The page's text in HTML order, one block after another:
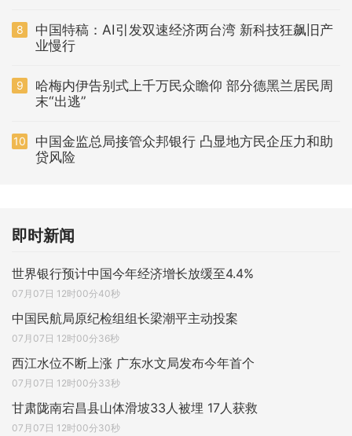
8
中国特稿：AI引发双速经济两台湾 新科技狂飙旧产
业慢行
9
哈梅内伊告别式上千万民众瞻仰 部分德黑兰居民周
末“出逃”
10
中国金监总局接管众邦银行 凸显地方民企压力和助
贷风险
即时新闻
世界银行预计中国今年经济增长放缓至4.4%
07月07日 12时00分40秒
中国民航局原纪检组组长梁潮平主动投案
07月07日 12时00分36秒
西江水位不断上涨 广东水文局发布今年首个
07月07日 12时00分33秒
甘肃陇南宕昌县山体滑坡33人被埋 17人获救
07月07日 12时00分30秒